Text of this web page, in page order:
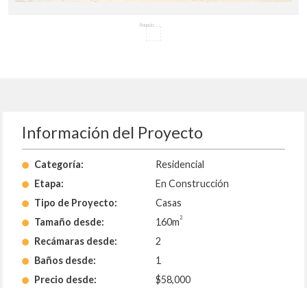
Anuncio
Información del Proyecto
Categoría:
Residencial
Etapa:
En Construcción
Tipo de Proyecto:
Casas
Tamaño desde:
160m 2
Recámaras desde:
2
Baños desde:
1
Precio desde:
$58,000